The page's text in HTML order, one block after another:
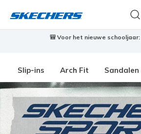
🎒 Voor het nieuwe schooljaar:
Slip-ins Arch Fit Sandalen